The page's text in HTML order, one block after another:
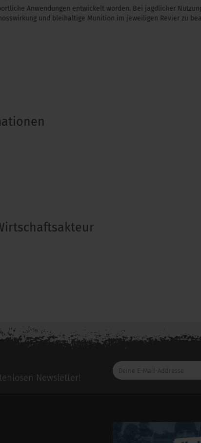
Anwendungen entwickelt worden. Bei jagdlicher
und bleihaltige Munition im jeweiligen Revier zu
Newsletter!
Deine
E-